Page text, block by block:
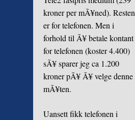
kroner per mÃ¥ned). Resten
er for telefonen. Men i
forhold til Ã¥ betale kontant
for telefonen (koster 4.400)
sÃ¥ sparer jeg ca 1.200
kroner pÃ¥ Ã¥ velge denne
mÃ¥ten.
Uansett fikk telefonen i